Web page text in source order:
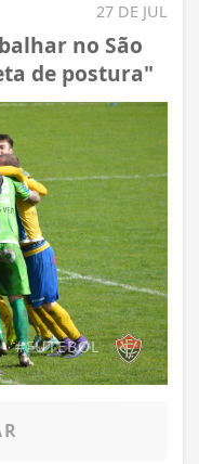
27 DE JUL
no São
de postura"
#FUTEBOL